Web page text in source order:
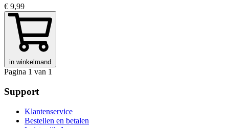
€ 9,99
in winkelmand
Pagina 1 van 1
Support
Klantenservice
Bestellen en betalen